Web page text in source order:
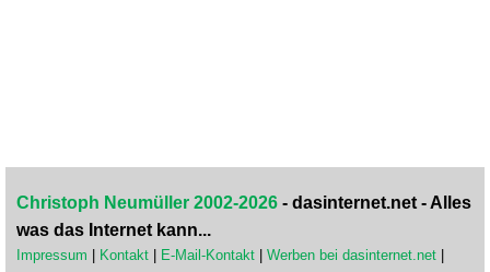
Christoph Neumüller 2002-2026 - dasinternet.net - Alles
was das Internet kann...
Impressum Kontakt E-Mail-Kontakt Werben bei dasinternet.net